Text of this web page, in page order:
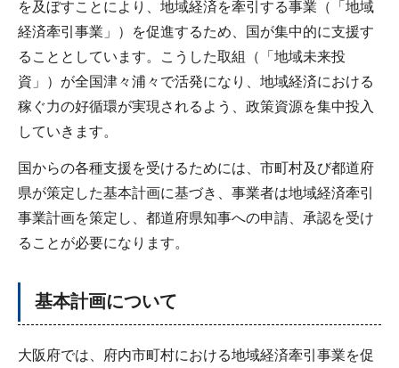
を及ぼすことにより、地域経済を牽引する事業（「地域
経済牽引事業」）を促進するため、国が集中的に支援す
ることとしています。こうした取組（「地域未来投
資」）が全国津々浦々で活発になり、地域経済における
稼ぐ力の好循環が実現されるよう、政策資源を集中投入
していきます。
国からの各種支援を受けるためには、市町村及び都道府
県が策定した基本計画に基づき、事業者は地域経済牽引
事業計画を策定し、都道府県知事への申請、承認を受け
ることが必要になります。
基本計画について
大阪府では、府内市町村における地域経済牽引事業を促